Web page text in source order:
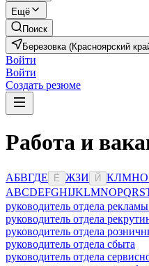
Ещё
Поиск
Березовка (Красноярский
Войти
Войти
Создать резюме
Работа и
АБВГДЕ Ё ЖЗИ Й КЛМНО
ABCDEFGHIJKLMNOPQRS
руководитель отдела
руководитель отдела
руководитель отдела
руководитель отдела сбыта
руководитель отдела